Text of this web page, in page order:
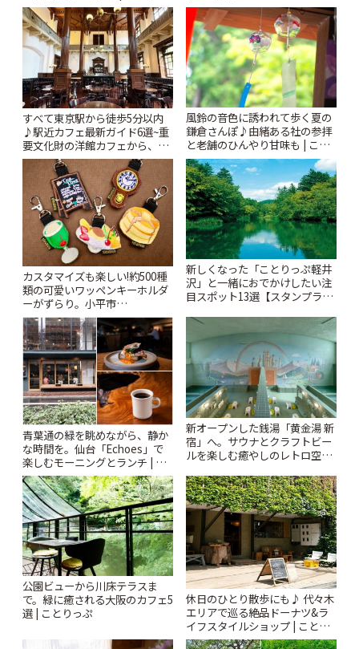
ぷ
Kabutocho」 | ことりっぷ
すべて東京駅から徒歩5分以内
♪駅近カフェ最新ガイド6選~重
要文化財の洋館カフェから、改
札すぐのレトロ喫茶まで~ | こと
りっぷ
風鈴の音色に誘われて歩く夏の
鎌倉さんぽ♪由緒ある社の参拝
と老舗のひんやり甘味も | こと
りっぷ
カスタマイズも楽しい!約500種
類の可愛いワッペンキーホルダ
ーがずらり。小平市
「Kimamaya T&K」 | ことりっ
ぷ
新しくなった「ことりっぷ軽井
沢」と一緒におでかけしたい注
目スポット13選【スタンプラリ
青葉通の緑を眺めながら、静か
な時間を。仙台「Echoes」で
楽しむモーニングとランチ | こ
とりっぷ
新オープンした銭湯「黄金湯 新
宿」へ。サウナとクラフトビー
ルを楽しむ癒やしのレトロ空間
公園ビューから川床テラスま
で。緑に癒される大阪のカフェ5
選 | ことりっぷ
休日のひとり散歩にも♪ 代々木
エリアで巡る絶品ドーナツ&ラ
イフスタイルショップ | ことり
っぷ